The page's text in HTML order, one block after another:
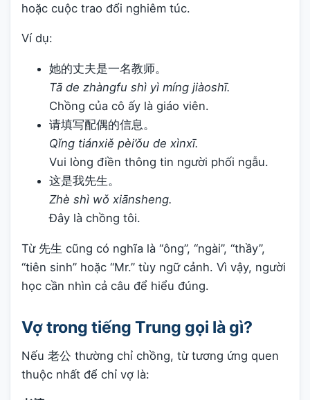
hoặc cuộc trao đổi nghiêm túc.
Ví dụ:
她的丈夫是一名教师。
Tā de zhàngfu shì yì míng jiàoshī.
Chồng của cô ấy là giáo viên.
请填写配偶的信息。
Qǐng tiánxiě pèi’ǒu de xìnxī.
Vui lòng điền thông tin người phối ngẫu.
这是我先生。
Zhè shì wǒ xiānsheng.
Đây là chồng tôi.
Từ 先生 cũng có nghĩa là “ông”, “ngài”, “thầy”,
“tiên sinh” hoặc “Mr.” tùy ngữ cảnh. Vì vậy, người
học cần nhìn cả câu để hiểu đúng.
Vợ trong tiếng Trung gọi là gì?
Nếu 老公 thường chỉ chồng, từ tương ứng quen
thuộc nhất để chỉ vợ là: